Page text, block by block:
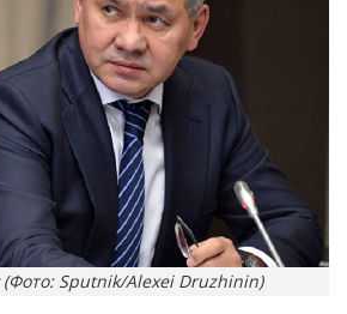
(Фото: Sputnik/Alexei Druzhinin)